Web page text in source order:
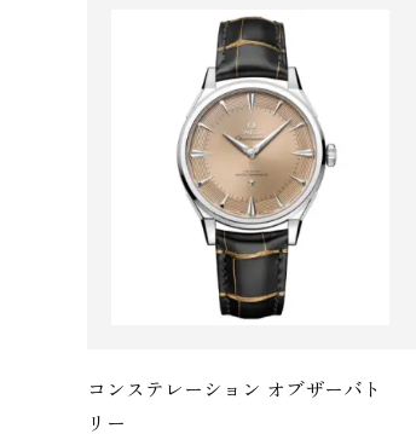
コンステレーション オブザーバト
リ ー